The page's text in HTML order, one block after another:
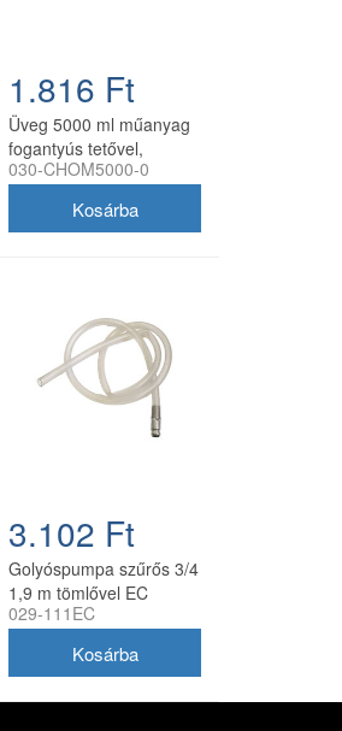
1.816 Ft
Üveg 5000 ml műanyag
fogantyús tetővel,
csipesszel
030-CHOM5000-0
3.102 Ft
Golyóspumpa szűrős 3/4
1,9 m tömlővel EC
029-111EC